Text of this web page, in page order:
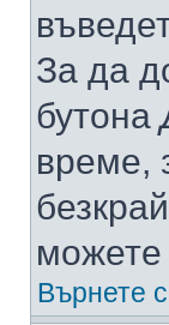
За да
бутона
време,
можете
Върнете